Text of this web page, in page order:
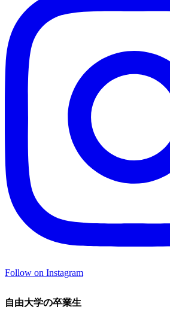
Follow on Instagram
自由大学の卒業生